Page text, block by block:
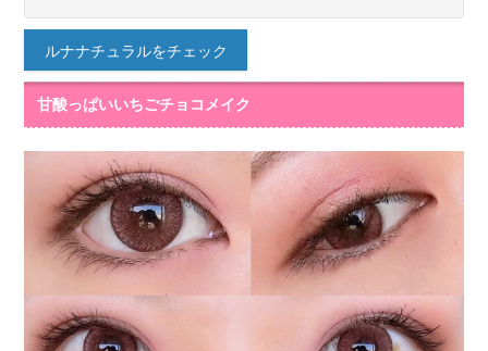
ルナナチュラルをチェック
甘酸っぱいいちごチョコメイク